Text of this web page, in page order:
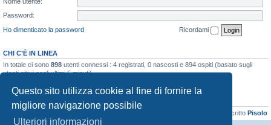
Questo sito utilizza cookie al fine di fornire la
migliore navigazione possibile
Ulteriori informazioni
Password:
Ho dimenticato la password
Ricordami
CHI C’È IN LINEA
In totale ci sono 898 utenti connessi : 4 registrati, 0 nascosti e 894 ospiti (basato sugli
utenti attivi negli ultimi 5 minuti)
STATISTICHE
Totale messaggi
48133 • Totale argomenti • Ultimo iscritto Pisolo